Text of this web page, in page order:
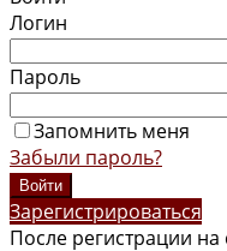
Логин
Пароль
Запомнить меня
Забыли пароль?
Зарегистрироваться
После регистрации на